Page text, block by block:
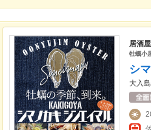
居酒
牡蠣小
シ
大入